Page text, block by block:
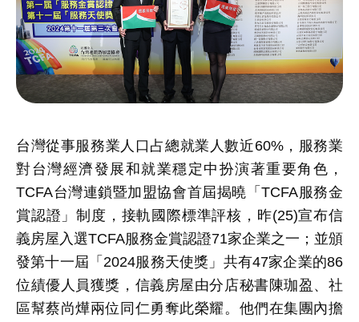
台灣從事服務業人口占總就業人數近60%，服務業
對台灣經濟發展和就業穩定中扮演著重要角色，
TCFA台灣連鎖暨加盟協會首屆揭曉「TCFA服務金
賞認證」制度，接軌國際標準評核，昨(25)宣布信
義房屋入選TCFA服務金賞認證71家企業之一；並頒
發第十一屆「 2024服務天使獎」共有47家企業的86
位績優人員獲獎，信義房屋由分店秘書陳珈盈、社
區幫蔡尚燁兩位同仁勇奪此榮耀。他們在集團內擔